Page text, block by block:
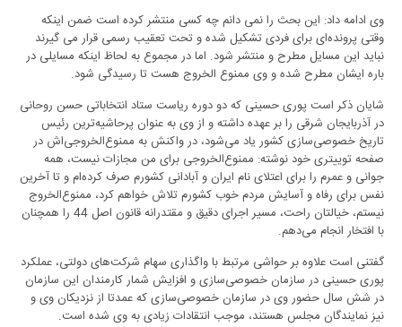
وی ادامه داد: این بحث را نمی دانم چه کسی منتشر کرده است ضمن اینکه
وقتی پرونده‌ای برای فردی تشکیل شده و تحت تعقیب رسمی قرار می گیرند
نباید این مسایل مطرح و منتشر شود. اما در مجموع به لحاظ اینکه مسایلی در
باره ایشان مطرح شده و وی ممنوع الخروج هست تا رسیدگی شود.
شایان ذکر است پوری حسینی که دو دوره ریاست ستاد انتخاباتی حسن روحانی
در آذربایجان شرقی را بر عهده داشته و از وی به عنوان پرحاشیه‌ترین رئیس
تاریخ خصوصی‌سازی کشور یاد می‌شود، در واکنش به ممنوع‌الخروجی‌اش در
صفحه توییتری خود نوشته: ممنوع‌الخروجی برای من مجازات نیست، همه
جوانی و عمرم را برای اعتلای نام ایران و آبادانی کشورم صرف کرده‌ام و تا آخرین
نفس برای رفاه و آسایش مردم خوب کشورم تلاش خواهم کرد، ممنوع‌الخروج
نیستم، خیالتان راحت، مسیر اجرای دقیق و مقتدرانه قانون اصل 44 را همچنان
با افتخار انجام می‌دهم.
گفتنی است علاوه بر حواشی مرتبط با واگذاری سهام شرکت‌های دولتی، عملکرد
پوری حسینی در سازمان خصوصی‌سازی و افزایش شمار کارمندان این سازمان
در شش سال حضور وی در سازمان خصوصی‌سازی که عمدتا از نزدیکان وی و
نیز نمایندگان مجلس هستند، موجب انتقادات زیادی به وی شده است.